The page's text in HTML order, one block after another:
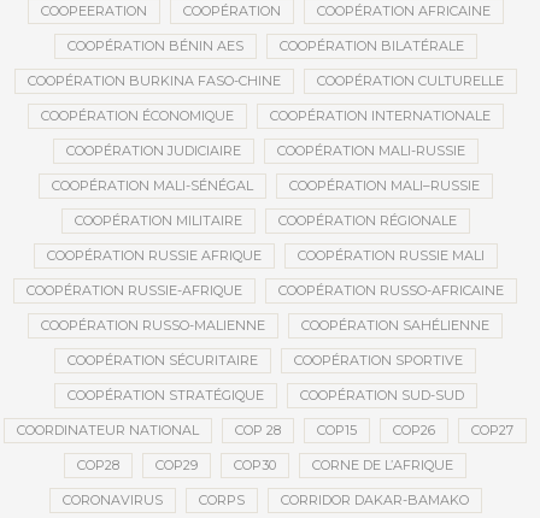
COOPEERATION COOPÉRATION COOPÉRATION AFRICAINE
COOPÉRATION BÉNIN AES COOPÉRATION BILATÉRALE
COOPÉRATION BURKINA FASO-CHINE COOPÉRATION CULTURELLE
COOPÉRATION ÉCONOMIQUE COOPÉRATION INTERNATIONALE
COOPÉRATION JUDICIAIRE COOPÉRATION MALI-RUSSIE
COOPÉRATION MALI-SÉNÉGAL COOPÉRATION MALI–RUSSIE
COOPÉRATION MILITAIRE COOPÉRATION RÉGIONALE
COOPÉRATION RUSSIE AFRIQUE COOPÉRATION RUSSIE MALI
COOPÉRATION RUSSIE-AFRIQUE COOPÉRATION RUSSO-AFRICAINE
COOPÉRATION RUSSO-MALIENNE COOPÉRATION SAHÉLIENNE
COOPÉRATION SÉCURITAIRE COOPÉRATION SPORTIVE
COOPÉRATION STRATÉGIQUE COOPÉRATION SUD-SUD
COORDINATEUR NATIONAL COP 28 COP15 COP26 COP27
COP28 COP29 COP30 CORNE DE L’AFRIQUE
CORONAVIRUS CORPS CORRIDOR DAKAR-BAMAKO